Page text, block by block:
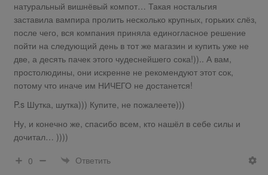
натуральный вишнёвый компот… Такая ностальгия
заставила вампира пролить несколько крупных, горьких слёз,
после чего, вся компания приняла единогласное решение
пойти на следующий день в тот же магазин и купить уже не
две, а десять пачек этого чудеснейшего сока!)).. А вам,
простолюдины, они искренне не рекомендуют этот сок,
потому что иначе им НИЧЕГО не достанется!
P.s Шутка, шутка))) Купите, не пожалеете)))
Ну, и конечно же, спасибо всем, кто нашёл в себе силы и
дочитал… ))))
0
Ответить